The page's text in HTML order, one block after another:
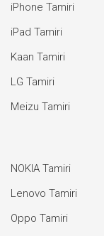
iPhone Tamiri
iPad Tamiri
Kaan Tamiri
LG Tamiri
Meizu Tamiri
NOKIA Tamiri
Lenovo Tamiri
Oppo Tamiri